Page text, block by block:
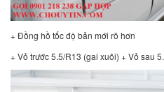
+ Đồng hồ tốc độ bản mới rõ hơn
+ Vỏ trước 5.5/R13 (gai xuôi) + Vỏ sau